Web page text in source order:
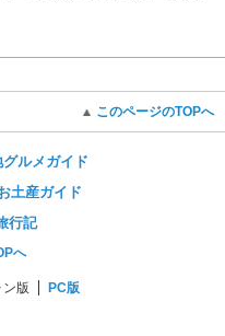
このページのTOPへ
グルメガイド
土産ガイド
行記
へ
ン版 PC版